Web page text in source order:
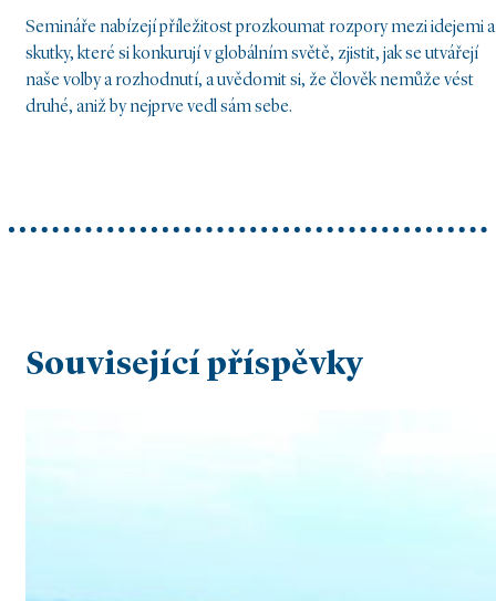
Semináře nabízejí příležitost prozkoumat rozpory mezi idejemi a
skutky, které si konkurují v globálním světě, zjistit, jak se utvářejí
naše volby a rozhodnutí, a uvědomit si, že člověk nemůže vést
druhé, aniž by nejprve vedl sám sebe.
Související příspěvky